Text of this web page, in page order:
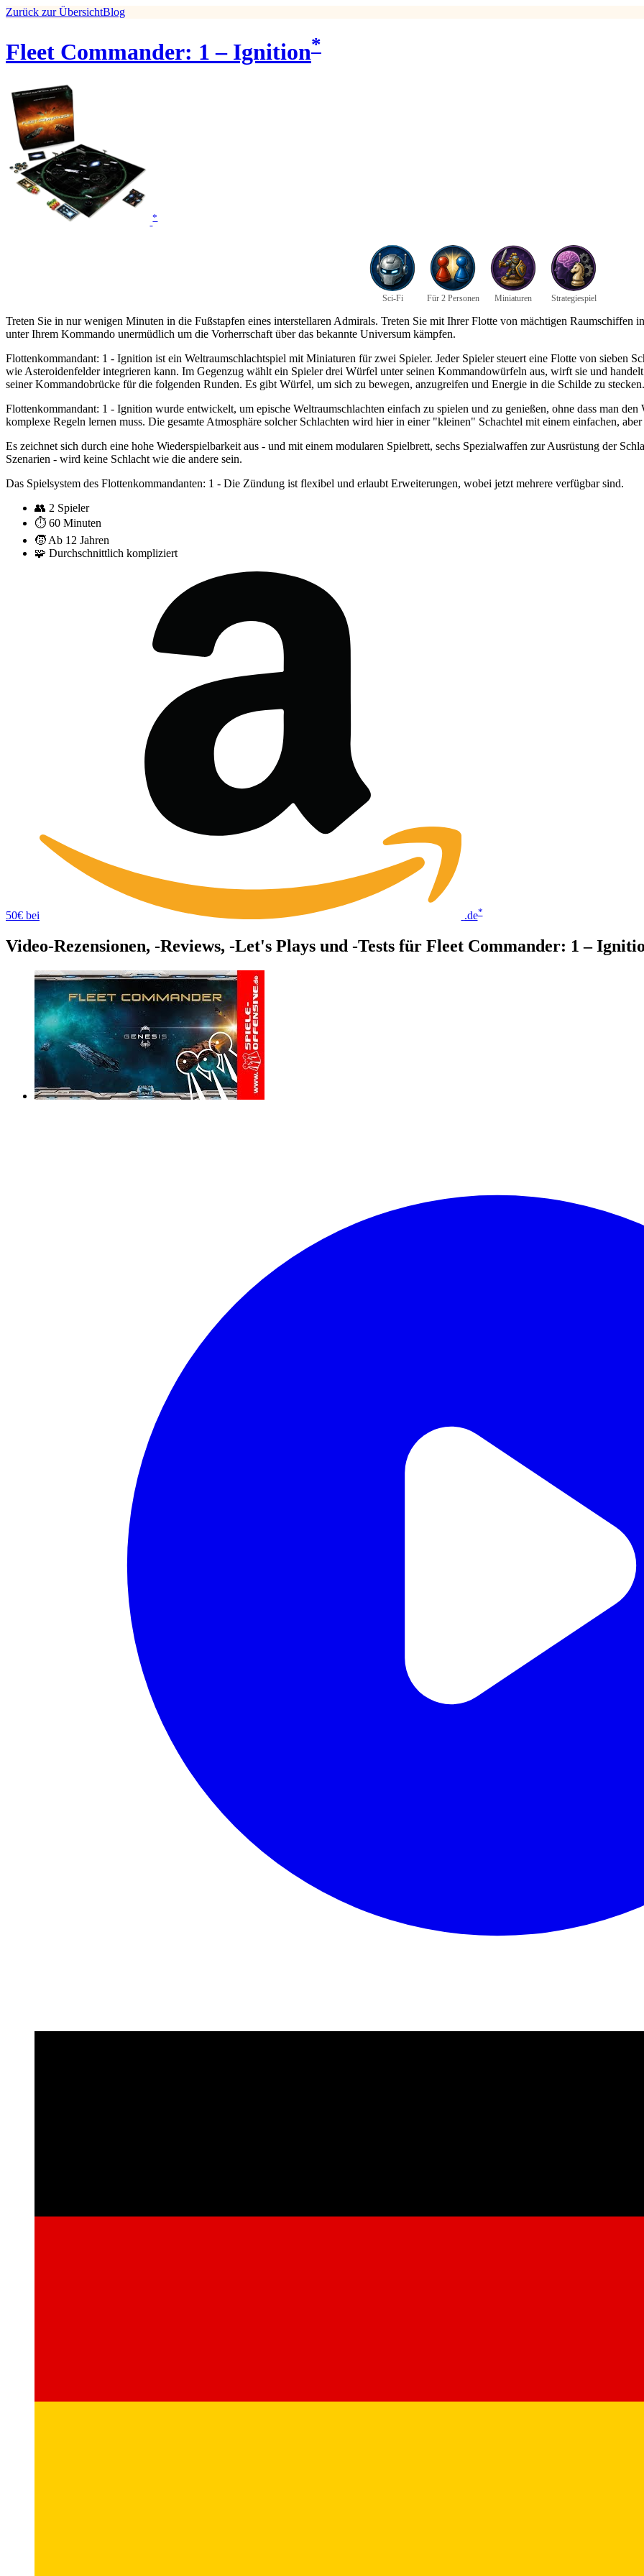
Zurück zur ÜbersichtBlog
Fleet Commander: 1 – Ignition*
*
Sci-Fi Für 2 Personen Miniaturen Strategiespiel
Treten Sie in nur wenigen Minuten in die Fußstapfen eines interstellaren Admirals. Treten Sie mit Ihrer Flotte von mächtigen Raumschiffen
unter Ihrem Kommando unermüdlich um die Vorherrschaft über das bekannte Universum kämpfen.
Flottenkommandant: 1 - Ignition ist ein Weltraumschlachtspiel mit Miniaturen für zwei Spieler. Jeder Spieler steuert eine Flotte von sieben
wie Asteroidenfelder integrieren kann. Im Gegenzug wählt ein Spieler drei Würfel unter seinen Kommandowürfeln aus, wirft sie und
seiner Kommandobrücke für die folgenden Runden. Es gibt Würfel, um sich zu bewegen, anzugreifen und Energie in die Schilde zu stecken.
Flottenkommandant: 1 - Ignition wurde entwickelt, um epische Weltraumschlachten einfach zu spielen und zu genießen, ohne dass man
komplexe Regeln lernen muss. Die gesamte Atmosphäre solcher Schlachten wird hier in einer "kleinen" Schachtel mit einem einfachen,
Es zeichnet sich durch eine hohe Wiederspielbarkeit aus - und mit einem modularen Spielbrett, sechs Spezialwaffen zur Ausrüstung der
Szenarien - wird keine Schlacht wie die andere sein.
Das Spielsystem des Flottenkommandanten: 1 - Die Zündung ist flexibel und erlaubt Erweiterungen, wobei jetzt mehrere verfügbar sind.
👥 2 Spieler
⏱️ 60 Minuten
🧒 Ab 12 Jahren
🧩 Durchschnittlich kompliziert
50€ bei .de*
Video-Rezensionen, -Reviews, -Let's Plays und -Tests für Fleet Commander: 1 –